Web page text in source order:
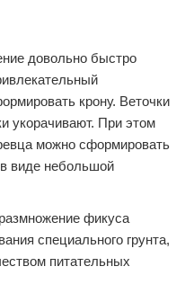
довольно быстро
крону. Веточки
укорачивают. При этом
можно сформировать
виде небольшой
фикуса
специального грунта,
питательных